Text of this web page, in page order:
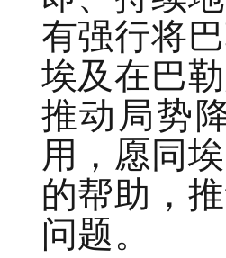
有强行将
埃及在巴
推动局势
用，愿同
的帮助，
问题。